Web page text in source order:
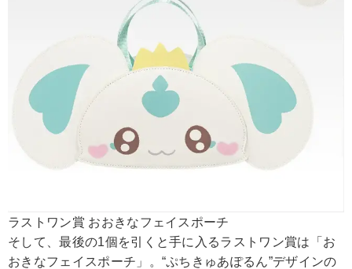
ラストワン賞 おおきなフェイスポーチ
そして、最後の1個を引くと手に入るラストワン賞は「お
おきなフェイスポーチ」。“ぷちきゅあぽるん”デザインの